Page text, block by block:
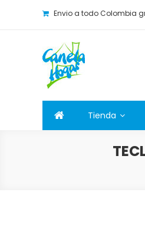
Envio a todo Colombia
Canela
Tienda